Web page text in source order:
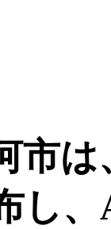
市
し